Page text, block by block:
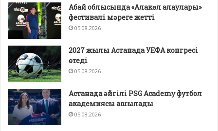
Абай облысында «Алакөл алаулары»
фестивалі мәреге жетті
05.08.2026
2027 жылы Астанада УЕФА конгресі
өтеді
05.08.2026
Астанада әйгілі PSG Academy футбол
академиясы ашылады
05.08.2026